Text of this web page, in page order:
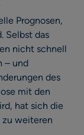
Prognosen,
Selbst das
nicht schnell
– und
des
mit den
hat sich die
zu weiteren